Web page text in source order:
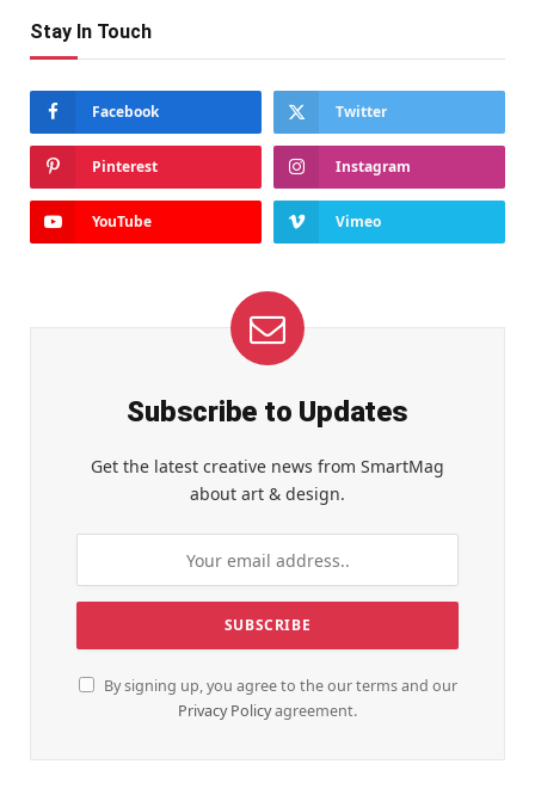
Stay In Touch
Facebook Twitter
Pinterest Instagram
YouTube Vimeo
Subscribe to Updates
Get the latest creative news from SmartMag
about art & design.
By signing up, you agree to the our terms and our
Privacy Policyagreement.